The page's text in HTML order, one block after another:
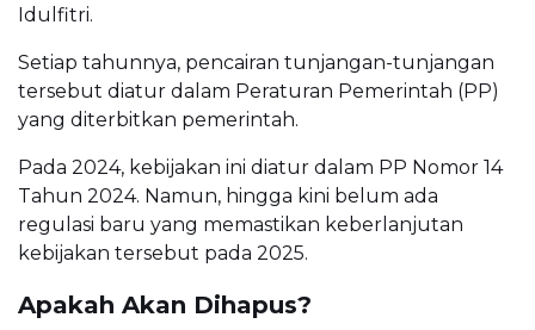
Idulfitri.
Setiap tahunnya, pencairan tunjangan-tunjangan
tersebut diatur dalam Peraturan Pemerintah (PP)
yang diterbitkan pemerintah.
Pada 2024, kebijakan ini diatur dalam PP Nomor 14
Tahun 2024. Namun, hingga kini belum ada
regulasi baru yang memastikan keberlanjutan
kebijakan tersebut pada 2025.
Apakah Akan Dihapus?